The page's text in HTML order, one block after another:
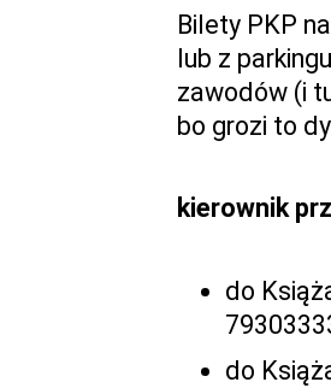
Bilety PKP
lub z
zawodów (i
bo grozi to
kierownik
do
do